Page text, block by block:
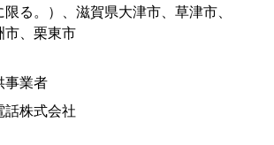
る。）、滋賀県大津市、草津市、
市、栗東市
事業者
話株式会社